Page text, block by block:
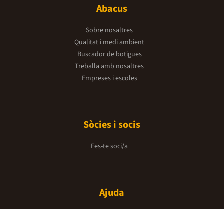
Abacus
Sobre nosaltres
Qualitat i medi ambient
Buscador de botigues
Treballa amb nosaltres
Empreses i escoles
Sòcies i socis
Fes-te soci/a
Ajuda